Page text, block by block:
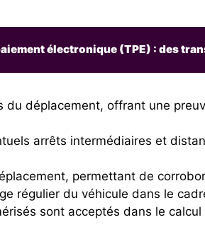
électronique (TPE) : des
du déplacement, offrant une
arrêts intermédiaires et
permettant de
régulier du véhicule dans le
sont acceptés dans le calcul